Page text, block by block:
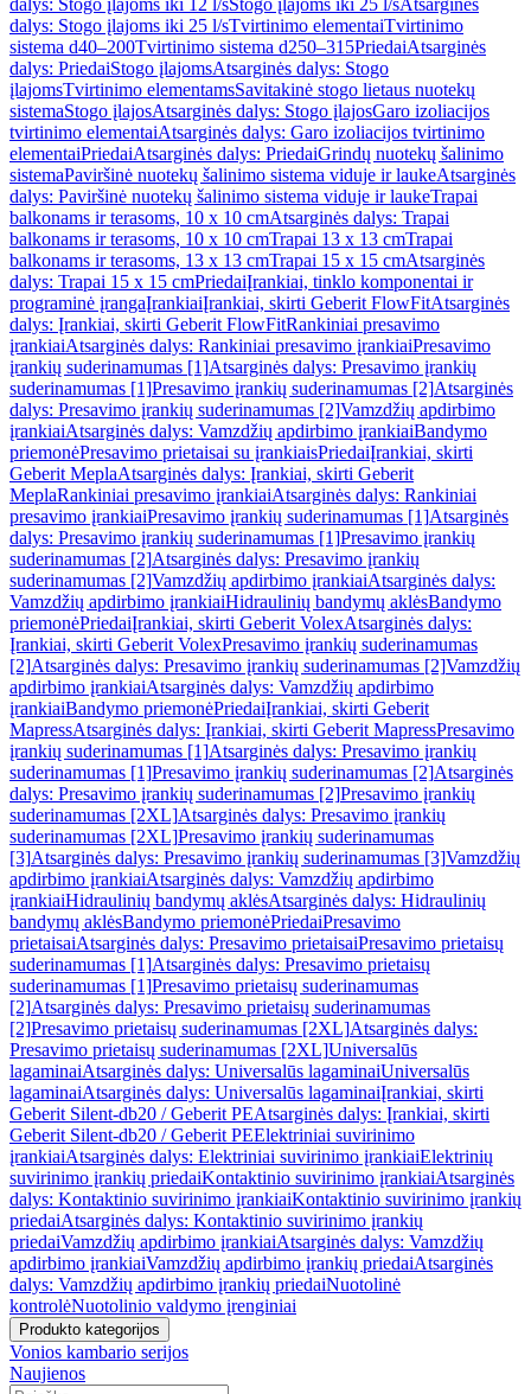
dalys: Stogo įlajoms iki 12 l/sStogo įlajoms iki 25 l/sAtsarginės
dalys: Stogo įlajoms iki 25 l/sTvirtinimo elementaiTvirtinimo
sistema d40–200Tvirtinimo sistema d250–315PriedaiAtsarginės
dalys: PriedaiStogo įlajomsAtsarginės dalys: Stogo
įlajomsTvirtinimo elementamsSavitakinė stogo lietaus nuotekų
sistemaStogo įlajosAtsarginės dalys: Stogo įlajosGaro izoliacijos
tvirtinimo elementaiAtsarginės dalys: Garo izoliacijos tvirtinimo
elementaiPriedaiAtsarginės dalys: PriedaiGrindų nuotekų šalinimo
sistemaPaviršinė nuotekų šalinimo sistema viduje ir laukeAtsarginės
dalys: Paviršinė nuotekų šalinimo sistema viduje ir laukeTrapai
balkonams ir terasoms, 10 x 10 cmAtsarginės dalys: Trapai
balkonams ir terasoms, 10 x 10 cmTrapai 13 x 13 cmTrapai
balkonams ir terasoms, 13 x 13 cmTrapai 15 x 15 cmAtsarginės
dalys: Trapai 15 x 15 cmPriedaiĮrankiai, tinklo komponentai ir
programinė įrangaĮrankiaiĮrankiai, skirti Geberit FlowFitAtsarginės
dalys: Įrankiai, skirti Geberit FlowFitRankiniai presavimo
įrankiaiAtsarginės dalys: Rankiniai presavimo įrankiaiPresavimo
įrankių suderinamumas [1]Atsarginės dalys: Presavimo įrankių
suderinamumas [1]Presavimo įrankių suderinamumas [2]Atsarginės
dalys: Presavimo įrankių suderinamumas [2]Vamzdžių apdirbimo
įrankiaiAtsarginės dalys: Vamzdžių apdirbimo įrankiaiBandymo
priemonėPresavimo prietaisai su įrankiaisPriedaiĮrankiai, skirti
Geberit MeplaAtsarginės dalys: Įrankiai, skirti Geberit
MeplaRankiniai presavimo įrankiaiAtsarginės dalys: Rankiniai
presavimo įrankiaiPresavimo įrankių suderinamumas [1]Atsarginės
dalys: Presavimo įrankių suderinamumas [1]Presavimo įrankių
suderinamumas [2]Atsarginės dalys: Presavimo įrankių
suderinamumas [2]Vamzdžių apdirbimo įrankiaiAtsarginės dalys:
Vamzdžių apdirbimo įrankiaiHidraulinių bandymų aklėsBandymo
priemonėPriedaiĮrankiai, skirti Geberit VolexAtsarginės dalys:
Įrankiai, skirti Geberit VolexPresavimo įrankių suderinamumas
[2]Atsarginės dalys: Presavimo įrankių suderinamumas [2]Vamzdžių
apdirbimo įrankiaiAtsarginės dalys: Vamzdžių apdirbimo
įrankiaiBandymo priemonėPriedaiĮrankiai, skirti Geberit
MapressAtsarginės dalys: Įrankiai, skirti Geberit MapressPresavimo
įrankių suderinamumas [1]Atsarginės dalys: Presavimo įrankių
suderinamumas [1]Presavimo įrankių suderinamumas [2]Atsarginės
dalys: Presavimo įrankių suderinamumas [2]Presavimo įrankių
suderinamumas [2XL]Atsarginės dalys: Presavimo įrankių
suderinamumas [2XL]Presavimo įrankių suderinamumas
[3]Atsarginės dalys: Presavimo įrankių suderinamumas [3]Vamzdžių
apdirbimo įrankiaiAtsarginės dalys: Vamzdžių apdirbimo
įrankiaiHidraulinių bandymų aklėsAtsarginės dalys: Hidraulinių
bandymų aklėsBandymo priemonėPriedaiPresavimo
prietaisaiAtsarginės dalys: Presavimo prietaisaiPresavimo prietaisų
suderinamumas [1]Atsarginės dalys: Presavimo prietaisų
suderinamumas [1]Presavimo prietaisų suderinamumas
[2]Atsarginės dalys: Presavimo prietaisų suderinamumas
[2]Presavimo prietaisų suderinamumas [2XL]Atsarginės dalys:
Presavimo prietaisų suderinamumas [2XL]Universalūs
lagaminaiAtsarginės dalys: Universalūs lagaminaiUniversalūs
lagaminaiAtsarginės dalys: Universalūs lagaminaiĮrankiai, skirti
Geberit Silent-db20 / Geberit PEAtsarginės dalys: Įrankiai, skirti
Geberit Silent-db20 / Geberit PEElektriniai suvirinimo
įrankiaiAtsarginės dalys: Elektriniai suvirinimo įrankiaiElektrinių
suvirinimo įrankių priedaiKontaktinio suvirinimo įrankiaiAtsarginės
dalys: Kontaktinio suvirinimo įrankiaiKontaktinio suvirinimo įrankių
priedaiAtsarginės dalys: Kontaktinio suvirinimo įrankių
priedaiVamzdžių apdirbimo įrankiaiAtsarginės dalys: Vamzdžių
apdirbimo įrankiaiVamzdžių apdirbimo įrankių priedaiAtsarginės
dalys: Vamzdžių apdirbimo įrankių priedaiNuotolinė
kontrolėNuotolinio valdymo įrenginiai
Produkto kategorijos
Vonios kambario serijos
Naujienos